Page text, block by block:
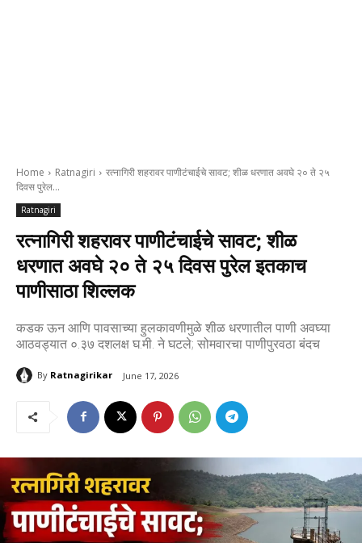
Home Ratnagiri
रत्नागिरी शहरावर पाणीटंचाईचे सावट; शीळ धरणात अवघे २० ते २५
दिवस पुरेल...
Ratnagiri
रत्नागिरी शहरावर पाणीटंचाईचे सावट; शीळ
धरणात अवघे २० ते २५ दिवस पुरेल इतकाच
पाणीसाठा शिल्लक
कडक ऊन आणि पावसाच्या हुलकावणीमुळे शीळ धरणातील पाणी अवघ्या
आठवड्यात ०.३७ दशलक्ष घ.मी. ने घटले; सोमवारचा पाणीपुरवठा बंदच
By Ratnagirikar June 17, 2026